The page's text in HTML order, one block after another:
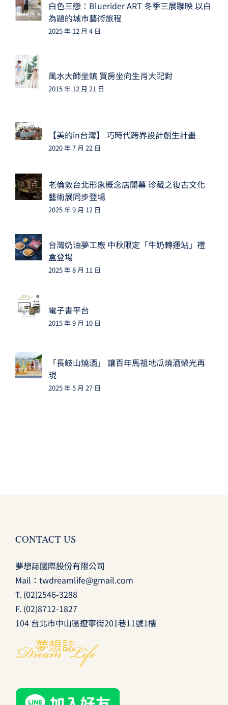
白色三戀：Bluerider ART 冬季三展聯映 以白
為題的城市藝術旅程
2025 年 12 月 4 日
風水大師坐鎮 買房坐向生肖大配對
2015 年 12 月 21 日
【美的in台灣】 巧時代跨界設計創生計畫
2020 年 7 月 22 日
老倫敦台北形象概念店開幕 珍藏之復古文化
藝術展同步登場
2025 年 9 月 12 日
台灣奶油夢工廠 中秋限定「牛奶轉運站」禮
盒登場
2025 年 8 月 11 日
電子書平台
2015 年 9 月 10 日
「長岐山燒酒」 讓百年馬祖地瓜燒酒榮光再
現
2025 年 5 月 27 日
CONTACT US
夢想誌國際股份有限公司
Mail： twdreamlife@gmail.com
T. (02)2546-3288
F. (02)8712-1827
104 台北市中山區遼寧街201巷11號1樓